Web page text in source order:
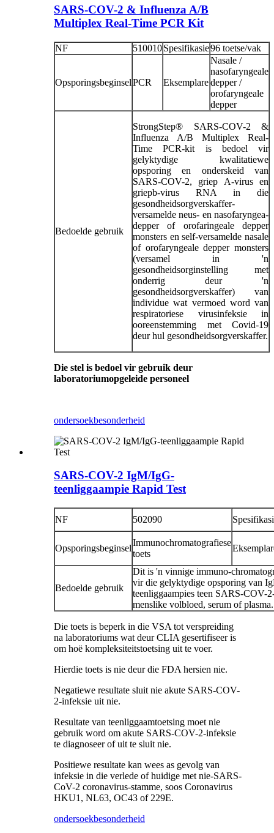
SARS-COV-2 & Influenza A/B
Multiplex Real-Time PCR Kit
NF 510010Spesifikasie96 toetse/vak
OpsporingsbeginselPCR Eksemplare
Nasale /
nasofaryngeale
depper /
orofaryngeale
depper
Bedoelde gebruik
StrongStep® SARS-COV-2 &
Influenza A/B Multiplex Real-
Time PCR-kit is bedoel vir
gelyktydige kwalitatiewe
opsporing en onderskeid van
SARS-COV-2, griep A-virus en
griepb-virus RNA in die
gesondheidsorgverskaffer-
versamelde neus- en nasofaryngea-
depper of orofaringeale depper
monsters en self-versamelde nasale
of orofaryngeale depper monsters
(versamel in 'n
gesondheidsorginstelling met
onderrig deur 'n
gesondheidsorgverskaffer) van
individue wat vermoed word van
respiratoriese virusinfeksie in
ooreenstemming met Covid-19
deur hul gesondheidsorgverskaffer.
Die stel is bedoel vir gebruik deur
laboratoriumopgeleide personeel
ondersoekbesonderheid
SARS-COV-2 IgM/IgG-
teenliggaampie Rapid Test
NF 502090
Opsporingsbeginsel
Immunochromatografiese
toets
Bedoelde gebruik
Dit is 'n vinnige immuno-
vir die gelyktydige opsporing van
teenliggaampies teen SARS-COV-
menslike volbloed, serum of plasma.
Die toets is beperk in die VSA tot verspreiding
na laboratoriums wat deur CLIA gesertifiseer is
om hoë kompleksiteitstoetsing uit te voer.
Hierdie toets is nie deur die FDA hersien nie.
Negatiewe resultate sluit nie akute SARS-COV-
2-infeksie uit nie.
Resultate van teenliggaamtoetsing moet nie
gebruik word om akute SARS-COV-2-infeksie
te diagnoseer of uit te sluit nie.
Positiewe resultate kan wees as gevolg van
infeksie in die verlede of huidige met nie-SARS-
CoV-2 coronavirus-stamme, soos Coronavirus
HKU1, NL63, OC43 of 229E.
ondersoekbesonderheid